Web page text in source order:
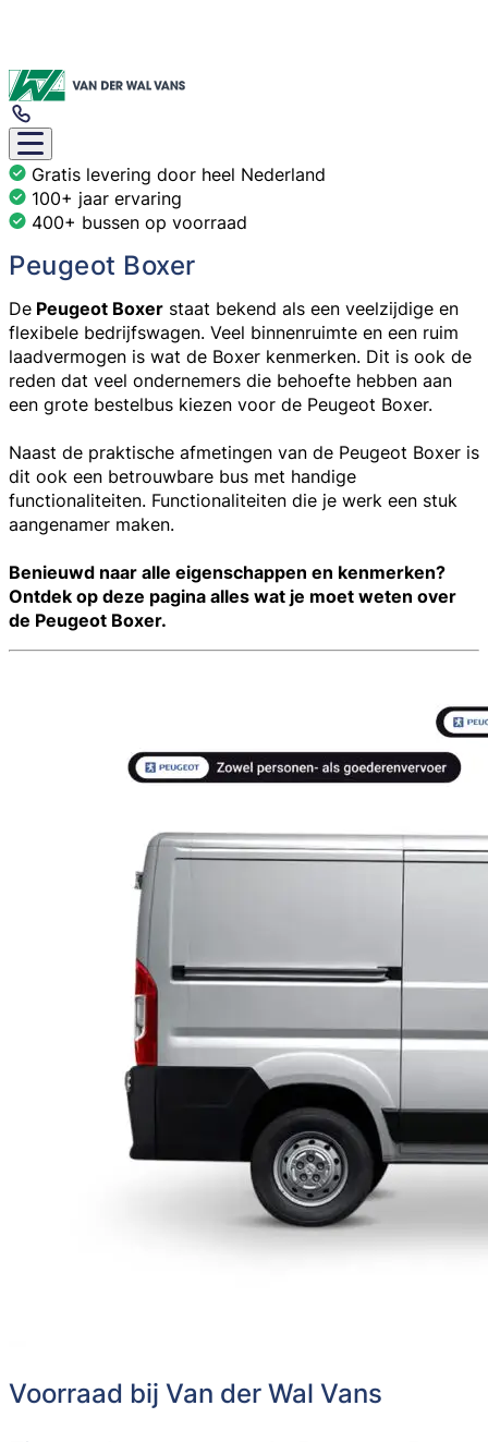
Gratis levering door heel Nederland
100+ jaar ervaring
400+ bussen op voorraad
Peugeot Boxer
De Peugeot Boxer staat bekend als een veelzijdige en
flexibele bedrijfswagen. Veel binnenruimte en een ruim
laadvermogen is wat de Boxer kenmerken. Dit is ook de
reden dat veel ondernemers die behoefte hebben aan
een grote bestelbus kiezen voor de Peugeot Boxer.
Naast de praktische afmetingen van de Peugeot Boxer is
dit ook een betrouwbare bus met handige
functionaliteiten. Functionaliteiten die je werk een stuk
aangenamer maken.
Benieuwd naar alle eigenschappen en kenmerken?
Ontdek op deze pagina alles wat je moet weten over
de Peugeot Boxer.
Voorraad bij Van der Wal Vans